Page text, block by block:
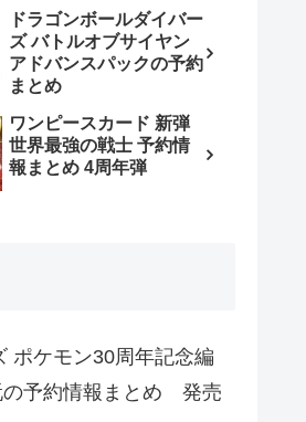
ドラゴンボールダイバー
ズ バトルオブサイヤン
アドバンスパックの予約
まとめ
ワンピースカード 新弾
世界最強の戦士 予約情
報まとめ 4周年弾
ポケモン30周年記念編
の予約情報まとめ 発売